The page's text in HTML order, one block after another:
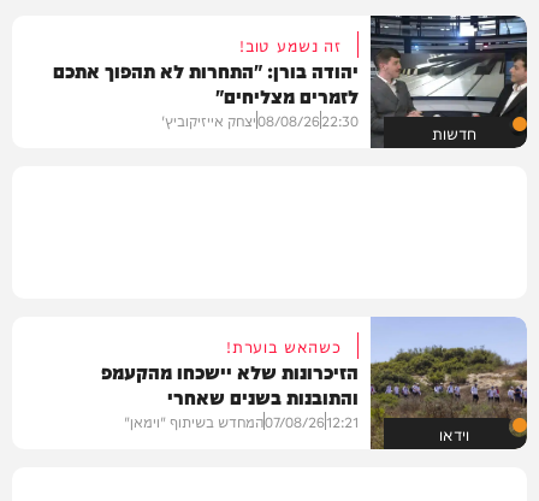
חדשות
זה נשמע טוב!
יהודה בורן: "התחרות לא תהפוך אתכם
לזמרים מצליחים"
22:30
08/08/26יצחק אייזיקוביץ'
וידאו
כשהאש בוערת!
הזיכרונות שלא יישכחו מהקעמפ
והתובנות בשנים שאחרי
12:21
07/08/26המחדש בשיתוף "וימאן"